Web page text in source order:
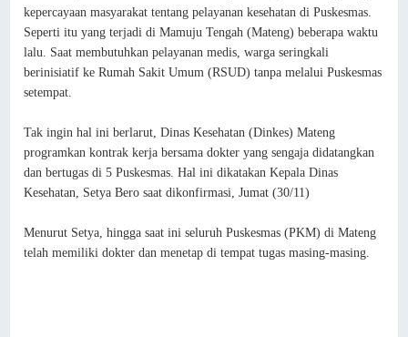
kepercayaan masyarakat tentang pelayanan kesehatan di Puskesmas.
Seperti itu yang terjadi di Mamuju Tengah (Mateng) beberapa waktu
lalu. Saat membutuhkan pelayanan medis, warga seringkali
berinisiatif ke Rumah Sakit Umum (RSUD) tanpa melalui Puskesmas
setempat.
Tak ingin hal ini berlarut, Dinas Kesehatan (Dinkes) Mateng
programkan kontrak kerja bersama dokter yang sengaja didatangkan
dan bertugas di 5 Puskesmas. Hal ini dikatakan Kepala Dinas
Kesehatan, Setya Bero saat dikonfirmasi, Jumat (30/11)
Menurut Setya, hingga saat ini seluruh Puskesmas (PKM) di Mateng
telah memiliki dokter dan menetap di tempat tugas masing-masing.